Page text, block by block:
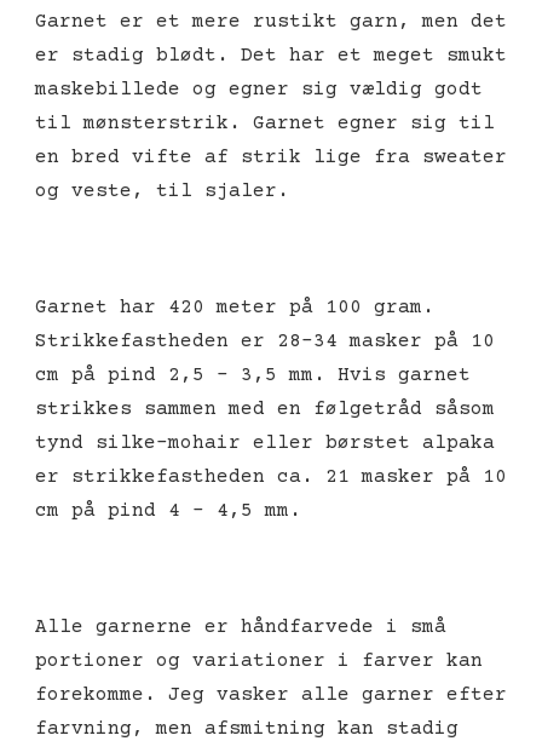
Garnet er et mere rustikt garn, men det
er stadig blødt. Det har et meget smukt
maskebillede og egner sig vældig godt
til mønsterstrik. Garnet egner sig til
en bred vifte af strik lige fra sweater
og veste, til sjaler.
Garnet har 420 meter på 100 gram.
Strikkefastheden er 28-34 masker på 10
cm på pind 2,5 – 3,5 mm. Hvis garnet
strikkes sammen med en følgetråd såsom
tynd silke-mohair eller børstet alpaka
er strikkefastheden ca. 21 masker på 10
cm på pind 4 – 4,5 mm.
Alle garnerne er håndfarvede i små
portioner og variationer i farver kan
forekomme. Jeg vasker alle garner efter
farvning, men afsmitning kan stadig